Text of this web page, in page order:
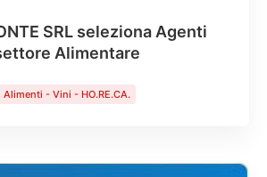
SRL seleziona Agenti
Alimentare
Alimenti - Vini - HO.RE.CA.